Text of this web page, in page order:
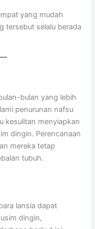
yang mudah
tersebut selalu berada
bulan yang lebih
penurunan nafsu
kesulitan menyiapkan
dingin. Perencanaan
mereka tetap
tubuh.
lansia dapat
dingin,